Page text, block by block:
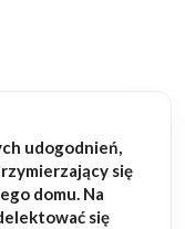
udogodnień,
się
domu. Na
się